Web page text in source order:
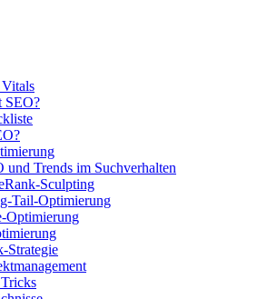
SEO?
und Trends im Suchverhalten
Sculpting
Tail-Optimierung
Optimierung
Strategie